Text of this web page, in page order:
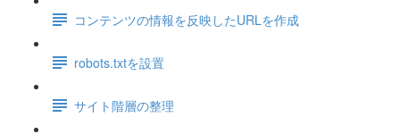
コンテンツの情報を反映したURLを作成
robots.txtを設置
サイト階層の整理